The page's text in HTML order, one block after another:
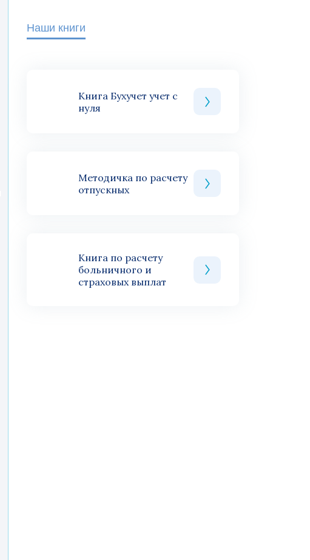
Наши книги
Книга Бухучет учет с
нуля
Методичка по расчету
отпускных
Книга по расчету
больничного и
страховых выплат